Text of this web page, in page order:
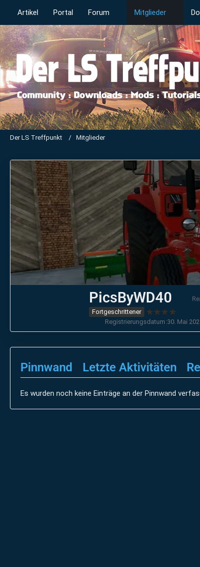
Artikel Portal Forum Mitglieder
Der LS Treffpunkt Mitglieder
PicsByWD40
Fortgeschrittener
Registrierungsdatum 30. Mai
Pinnwand Letzte Aktivitäten
Es wurden noch keine Einträge an der Pinnwand